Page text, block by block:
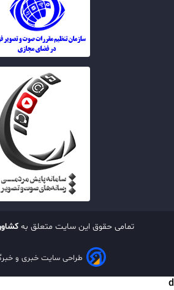
تمامی حقوق این سایت متعلق به
طراحی سایت خبری و
d